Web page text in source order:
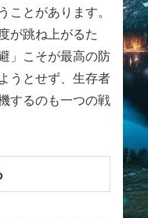
ことがあります。
が跳ね上がるた
」こそが最高の防
うとせず、生存者
するのも一つの戦